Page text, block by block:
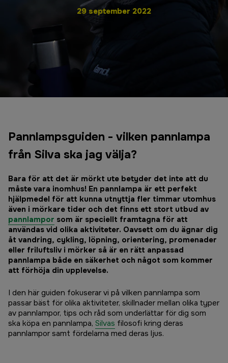
29 september 2022
Pannlampsguiden - vilken pannlampa
från Silva ska jag välja?
Bara för att det är mörkt ute betyder det inte att du
måste vara inomhus! En pannlampa är ett perfekt
hjälpmedel för att kunna utnyttja fler timmar utomhus
även i mörkare tider och det finns ett stort utbud av
pannlampor som är speciellt framtagna för att
användas vid olika aktiviteter. Oavsett om du ägnar dig
åt vandring, cykling, löpning, orientering, promenader
eller friluftsliv i mörker så är en rätt anpassad
pannlampa både en säkerhet och något som kommer
att förhöja din upplevelse.
I den här guiden fokuserar vi på vilken pannlampa som
passar bäst för olika aktiviteter, skillnader mellan olika typer
av pannlampor, tips och råd som underlättar för dig som
ska köpa en pannlampa, Silvas filosofi kring deras
pannlampor samt fördelarna med deras ljus.